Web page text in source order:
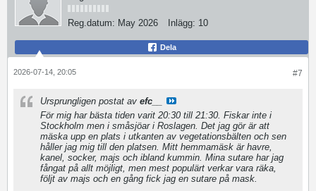
Reg.datum: May 2026 Inlägg: 10
Dela
#7
2026-07-14, 20:05
Ursprungligen postat av efc__
För mig har bästa tiden varit 20:30 till 21:30. Fiskar inte i
Stockholm men i småsjöar i Roslagen. Det jag gör är att
mäska upp en plats i utkanten av vegetationsbälten och sen
håller jag mig till den platsen. Mitt hemmamäsk är havre,
kanel, socker, majs och ibland kummin. Mina sutare har jag
fångat på allt möjligt, men mest populärt verkar vara räka,
följt av majs och en gång fick jag en sutare på mask.